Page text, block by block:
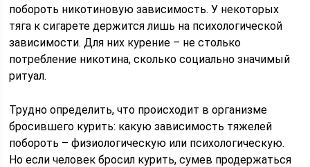
побороть никотиновую зависимость. У некоторых
тяга к сигарете держится лишь на психологической
зависимости. Для них курение – не столько
потребление никотина, сколько социально значимый
ритуал.
Трудно определить, что происходит в организме
бросившего курить: какую зависимость тяжелей
побороть – физиологическую или психологическую.
Но если человек бросил курить, сумев продержаться